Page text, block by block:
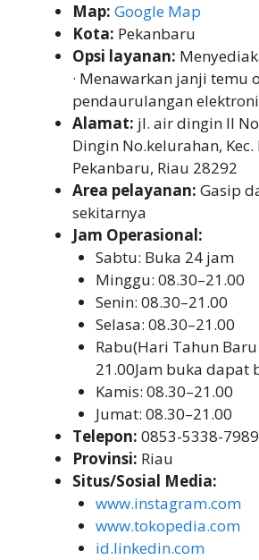
Map: Google Map
Kota: Pekanbaru
Opsi layanan:
· Menawarkan janji temu
pendaurulangan
Alamat: jl. air dingin II
Dingin No.kelurahan, Kec.
Pekanbaru, Riau 28292
Area pelayanan: Gasip
sekitarnya
Jam Operasional:
Sabtu: Buka 24 jam
Minggu: 08.30–21.00
Senin: 08.30–21.00
Selasa: 08.30–21.00
Rabu(Hari Tahun
21.00Jam buka dapat
Kamis: 08.30–21.00
Jumat: 08.30–21.00
Telepon: 0853-5338-7989
Provinsi: Riau
Situs/Sosial Media:
www.instagram.com
www.tokopedia.com
id.linkedin.com